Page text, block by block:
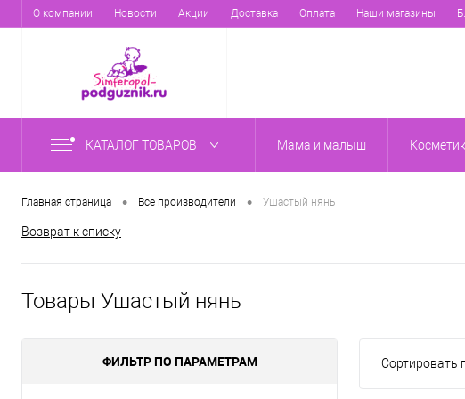
О компании Новости Акции Доставка Оплата Наши магазины
КАТАЛОГ ТОВАРОВ Мама и малыш
Главная страница • Все производители • Ушастый нянь
Возврат к списку
Товары Ушастый нянь
ФИЛЬТР ПО ПАРАМЕТРАМ Сортировать